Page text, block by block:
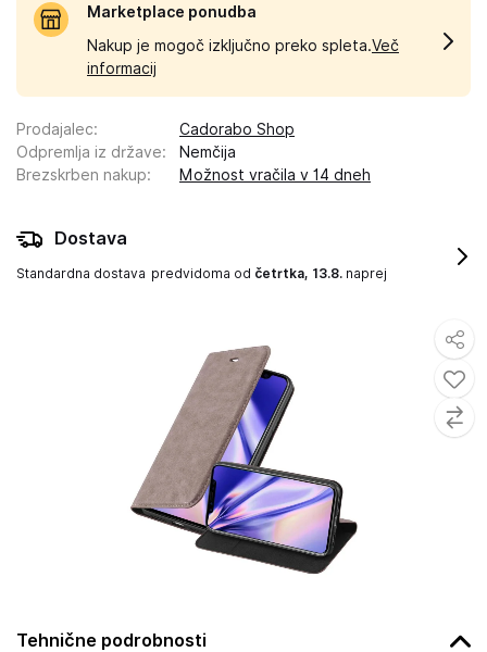
Tehnične podrobnosti
Marketplace ponudba
Nakup je mogoč izključno preko spleta.Več
informacij
Prodajalec:
Cadorabo Shop
Odpremlja iz države:
Nemčija
Brezskrben nakup: Možnost vračila v 14 dneh
Dostava
Standardna dostava predvidoma od četrtka, 13.8. naprej